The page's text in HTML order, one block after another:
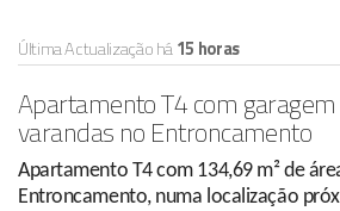
Última Actualização há15 horas
Apartamento T4 com
varandas no Entroncamento
Apartamento T4 com 134,69 m² de
Entroncamento, numa localização